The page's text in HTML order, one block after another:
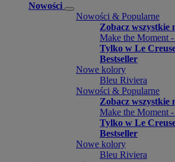
Nowości
Nowości & Popularne
Zobacz wszystkie
Make the Moment
Tylko w Le
Bestseller
Nowe kolory
Bleu Riviera
Nowości & Popularne
Zobacz wszystkie
Make the Moment
Tylko w Le
Bestseller
Nowe kolory
Bleu Riviera